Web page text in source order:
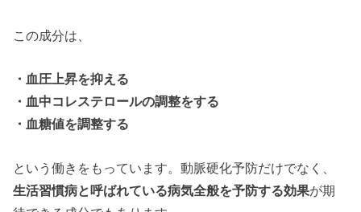
この成分は、
・血圧上昇を抑える
・血中コレステロールの調整をする
・血糖値を調整する
という働きをもっています。動脈硬化予防だけでなく、
生活習慣病と呼ばれている病気全般を予防する効果が期